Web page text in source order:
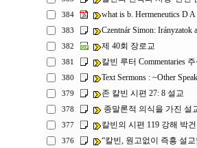
384 what is b. Hermeneutics D
383 Czentnár Simon: Irányzatok
382 제 40회 장로교
381 칼빈 루터 Commentaries 주
380 Text Sermons : ~Other
379 존 칼빈 시편 27: 8 설교
378 종말론적 의식을 가진 설
377 칼빈의 시편 119 강해 박
376 “칼빈, 원고없이 즉흥 설